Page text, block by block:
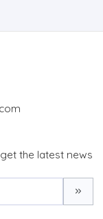
the latest news